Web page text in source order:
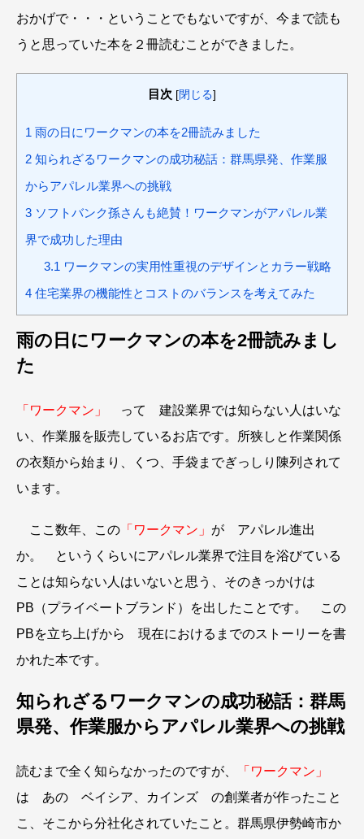
おかげで・・・ということでもないですが、今まで読も
うと思っていた本を２冊読むことができました。
目次 [閉じる]
1 雨の日にワークマンの本を2冊読みました
2 知られざるワークマンの成功秘話：群馬県発、作業服
からアパレル業界への挑戦
3 ソフトバンク孫さんも絶賛！ワークマンがアパレル業
界で成功した理由
3.1 ワークマンの実用性重視のデザインとカラー戦略
4 住宅業界の機能性とコストのバランスを考えてみた
雨の日にワークマンの本を2冊読みまし
た
「ワークマン」
って 建設業界では知らない人はいな
い、作業服を販売しているお店です。所狭しと作業関係
の衣類から始まり、くつ、手袋までぎっしり陳列されて
います。
ここ数年、この 「ワークマン」 が アパレル進出
か。 というくらいにアパレル業界で注目を浴びている
ことは知らない人はいないと思う、そのきっかけは
PB（プライベートブランド）を出したことです。 この
PBを立ち上げから 現在におけるまでのストーリーを書
かれた本です。
知られざるワークマンの成功秘話：群馬
県発、作業服からアパレル業界への挑戦
読むまで全く知らなかったのですが、
「ワークマン」
は あの ベイシア、カインズ の創業者が作ったこと
こ、そこから分社化されていたこと。群馬県伊勢崎市か